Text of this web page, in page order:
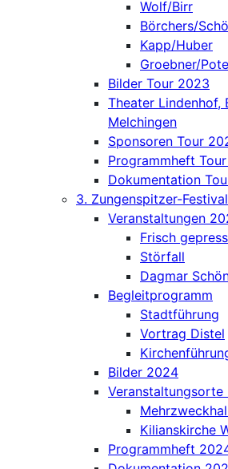
Wolf/Birr
Börchers/
Kapp/Huber
Groebner/
Bilder Tour 2023
Theater Lindenhof,
Melchingen
Sponsoren Tour
Programmheft
Dokumentation
3. Zungenspitzer-
Veranstaltungen
Frisch
Störfall
Dagmar
Begleitprogramm
Stadtführung
Vortrag Distel
Bilder 2024
Veranstaltungsorte
Kilianskirche
Programmheft